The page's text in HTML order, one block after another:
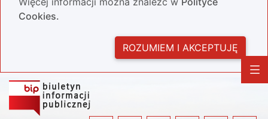
Cookies.
ROZUMIEM I AKCEPTUJĘ